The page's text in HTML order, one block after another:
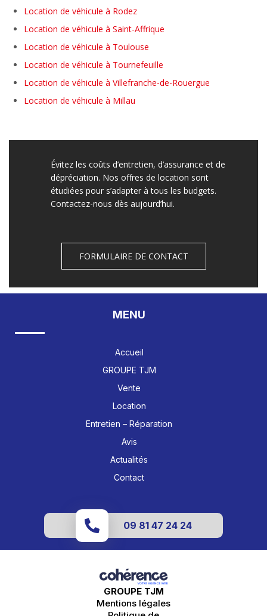
Location de véhicule à Rodez
Location de véhicule à Saint-Affrique
Location de véhicule à Toulouse
Location de véhicule à Tournefeuille
Location de véhicule à Villefranche-de-Rouergue
Location de véhicule à Millau
Évitez les coûts d’entretien, d’assurance et de
dépréciation. Nos offres de location sont
étudiées pour s’adapter à tous les budgets.
Contactez-nous dès aujourd’hui.
FORMULAIRE DE CONTACT
MENU
Accueil
GROUPE TJM
Vente
Location
Entretien – Réparation
Avis
Actualités
Contact
09 81 47 24 24
GROUPE TJM
Mentions légales